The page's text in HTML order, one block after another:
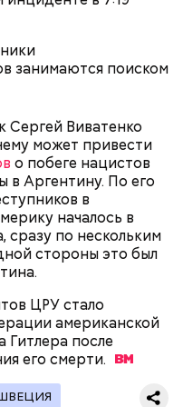
занимаются поиском
Сергей Виватенко
может привести
о побеге нацистов
в Аргентину. По его
в
началось в
сразу по нескольким
стороны это был
ЦРУ стало
американской
Гитлера после
его смерти.
семье, а в
где была на
семьях. В 1923
монастыре и спустя
одном из парижских